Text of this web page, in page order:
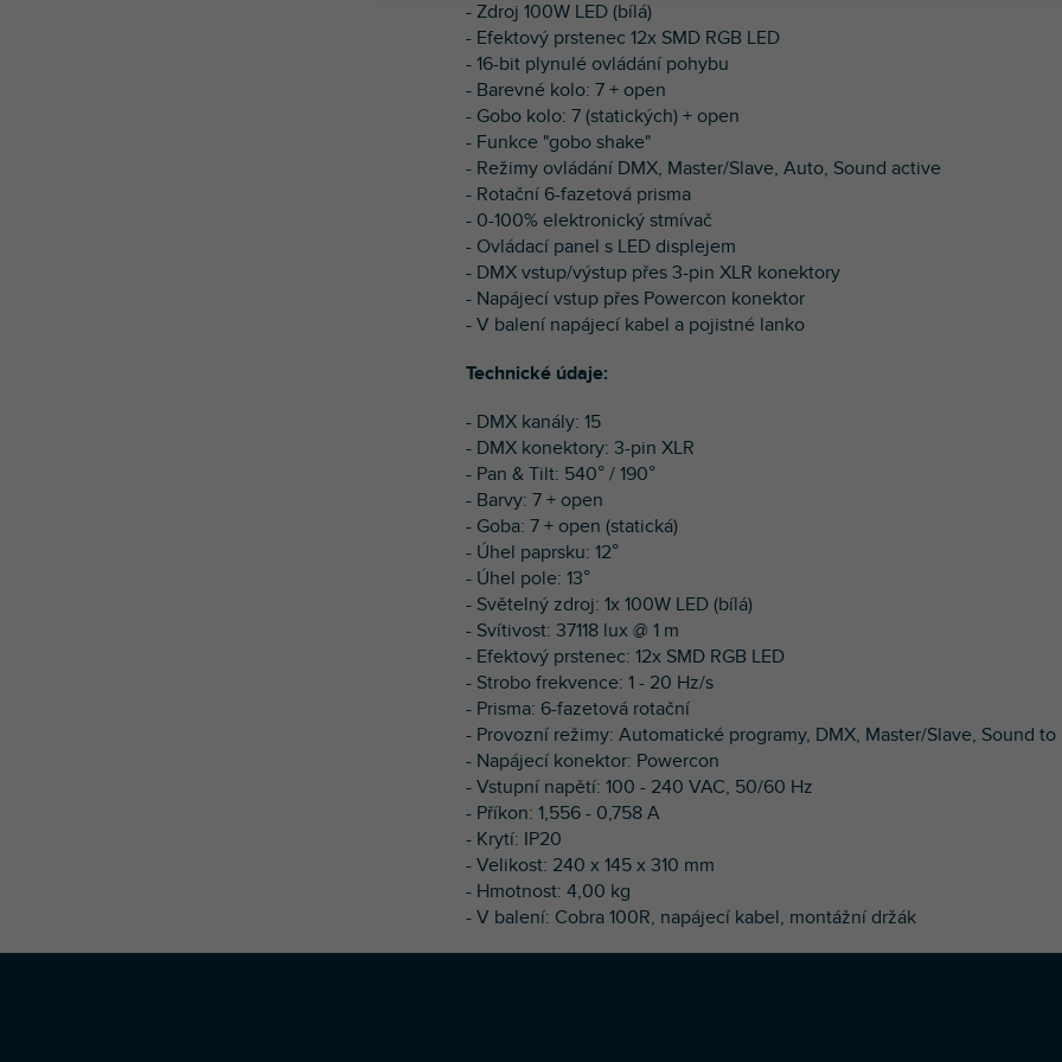
- Zdroj 100W LED (bílá)
- Efektový prstenec 12x SMD RGB LED
- 16-bit plynulé ovládání pohybu
- Barevné kolo: 7 + open
- Gobo kolo: 7 (statických) + open
- Funkce "gobo shake"
- Režimy ovládání DMX, Master/Slave, Auto, Sound active
- Rotační 6-fazetová prisma
- 0-100% elektronický stmívač
- Ovládací panel s LED displejem
- DMX vstup/výstup přes 3-pin XLR konektory
- Napájecí vstup přes Powercon konektor
- V balení napájecí kabel a pojistné lanko
Technické údaje:
- DMX kanály: 15
- DMX konektory: 3-pin XLR
- Pan & Tilt: 540° / 190°
- Barvy: 7 + open
- Goba: 7 + open (statická)
- Úhel paprsku: 12°
- Úhel pole: 13°
- Světelný zdroj: 1x 100W LED (bílá)
- Svítivost: 37118 lux @ 1 m
- Efektový prstenec: 12x SMD RGB LED
- Strobo frekvence: 1 - 20 Hz/s
- Prisma: 6-fazetová rotační
- Provozní režimy: Automatické programy, DMX, Master/Slave, Sound
- Napájecí konektor: Powercon
- Vstupní napětí: 100 - 240 VAC, 50/60 Hz
- Příkon: 1,556 - 0,758 A
- Krytí: IP20
- Velikost: 240 x 145 x 310 mm
- Hmotnost: 4,00 kg
- V balení: Cobra 100R, napájecí kabel, montážní držák